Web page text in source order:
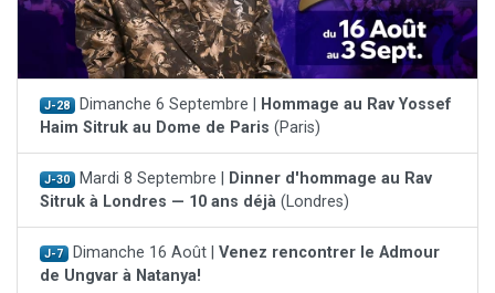
J-28 Dimanche 6 Septembre |
Hommage au Rav Yossef
Haim Sitruk au Dome de Paris (Paris)
J-30 Mardi 8 Septembre |
Dinner d'hommage au Rav
Sitruk à Londres — 10 ans déjà (Londres)
J-7 Dimanche 16 Août | Venez rencontrer le Admour
de Ungvar à Natanya!